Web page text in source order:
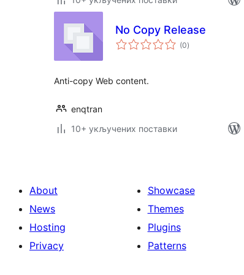
No Copy Release
(0укупних
оцена
)
Anti-copy Web content.
enqtran
10+ укључених поставки
About
News
Hosting
Privacy
Showcase
Themes
Plugins
Patterns